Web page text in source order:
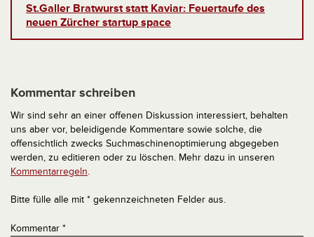
St.Galler Bratwurst statt Kaviar: Feuertaufe des
neuen Zürcher startup space
Kommentar schreiben
Wir sind sehr an einer offenen Diskussion interessiert, behalten
uns aber vor, beleidigende Kommentare sowie solche, die
offensichtlich zwecks Suchmaschinenoptimierung abgegeben
werden, zu editieren oder zu löschen. Mehr dazu in unseren
Kommentarregeln.
Bitte fülle alle mit * gekennzeichneten Felder aus.
Kommentar *